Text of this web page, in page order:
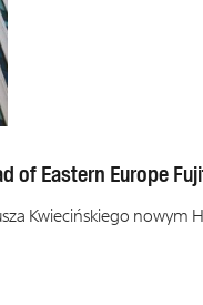
of Eastern Europe
Kwiecińskiego nowym